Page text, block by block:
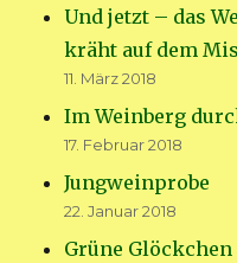
Und jetzt – das
kräht auf dem
11. März 2018
Im Weinberg
17. Februar 2018
Jungweinprobe
22. Januar 2018
Grüne